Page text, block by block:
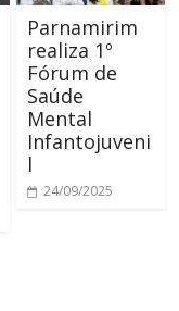
Parnamirim
realiza 1º
Fórum de
Saúde
Mental
Infantojuveni
l
24/09/2025